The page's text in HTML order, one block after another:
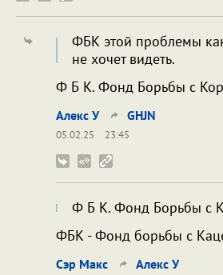
ФБК этой проблемы
не хочет видеть.
Ф Б К. Фонд Борьбы с
Алекс У GHJN
05.02.25
23:45
Ф Б К. Фонд Борьбы с
ФБК - Фонд борьбы с
Сэр Макс Алекс У